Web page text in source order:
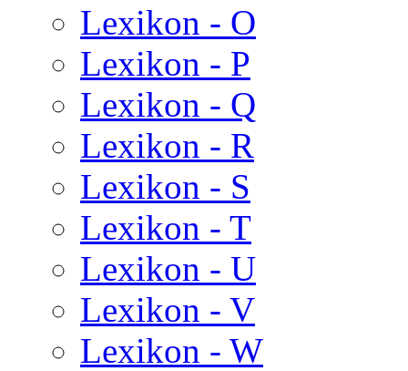
Lexikon - O
Lexikon - P
Lexikon - Q
Lexikon - R
Lexikon - S
Lexikon - T
Lexikon - U
Lexikon - V
Lexikon - W